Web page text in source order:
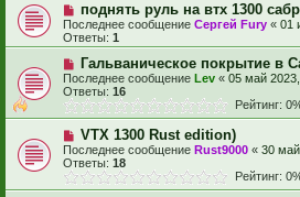
поднять руль на втх 1300
Последнее сообщение Сергей Fury « 01
Ответы: 1
Гальваническое покрытие в
Последнее сообщение Lev « 05 май
Ответы: 16
Рейтинг:
VTX 1300 Rust edition)
Последнее сообщение Rust9000 « 30
Ответы: 18
Рейтинг: